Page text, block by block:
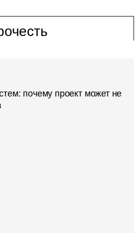
почему проект может не